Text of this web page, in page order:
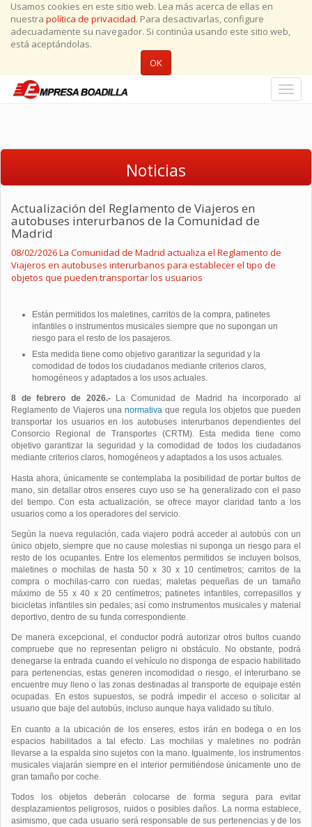
Usamos cookies en este sitio web. Lea más acerca de ellas en
nuestra política de privacidad. Para desactivarlas, configure
adecuadamente su navegador. Si continúa usando este sitio web,
está aceptándolas.
OK
Noticias
Actualización del Reglamento de Viajeros en
autobuses interurbanos de la Comunidad de
Madrid
08/02/2026 La Comunidad de Madrid actualiza el Reglamento de
Viajeros en autobuses interurbanos para establecer el tipo de
objetos que pueden transportar los usuarios
Están permitidos los maletines, carritos de la compra, patinetes
infantiles o instrumentos musicales siempre que no supongan un
riesgo para el resto de los pasajeros.
Esta medida tiene como objetivo garantizar la seguridad y la
comodidad de todos los ciudadanos mediante criterios claros,
homogéneos y adaptados a los usos actuales.
8 de febrero de 2026.-La Comunidad de Madrid ha incorporado al
Reglamento de Viajeros una normativa que regula los objetos que pueden
transportar los usuarios en los autobuses interurbanos dependientes del
Consorcio Regional de Transportes (CRTM). Esta medida tiene como
objetivo garantizar la seguridad y la comodidad de todos los ciudadanos
mediante criterios claros, homogéneos y adaptados a los usos actuales.
Hasta ahora, únicamente se contemplaba la posibilidad de portar bultos de
mano, sin detallar otros enseres cuyo uso se ha generalizado con el paso
del tiempo. Con esta actualización, se ofrece mayor claridad tanto a los
usuarios como a los operadores del servicio.
Según la nueva regulación, cada viajero podrá acceder al autobús con un
único objeto, siempre que no cause molestias ni suponga un riesgo para el
resto de los ocupantes. Entre los elementos permitidos se incluyen bolsos,
maletines o mochilas de hasta 50 x 30 x 10 centímetros; carritos de la
compra o mochilas-carro con ruedas; maletas pequeñas de un tamaño
máximo de 55 x 40 x 20 centímetros; patinetes infantiles, correpasillos y
bicicletas infantiles sin pedales; así como instrumentos musicales y material
deportivo, dentro de su funda correspondiente.
De manera excepcional, el conductor podrá autorizar otros bultos cuando
compruebe que no representan peligro ni obstáculo. No obstante, podrá
denegarse la entrada cuando el vehículo no disponga de espacio habilitado
para pertenencias, estas generen incomodidad o riesgo, el interurbano se
encuentre muy lleno o las zonas destinadas al transporte de equipaje estén
ocupadas. En estos supuestos, se podrá impedir el acceso o solicitar al
usuario que baje del autobús, incluso aunque haya validado su título.
En cuanto a la ubicación de los enseres, estos irán en bodega o en los
espacios habilitados a tal efecto. Las mochilas y maletines no podrán
llevarse a la espalda sino sujetos con la mano. Igualmente, los instrumentos
musicales viajarán siempre en el interior permitiéndose únicamente uno de
gran tamaño por coche.
Todos los objetos deberán colocarse de forma segura para evitar
desplazamientos peligrosos, ruidos o posibles daños. La norma establece,
asimismo, que cada usuario será responsable de sus pertenencias y de los